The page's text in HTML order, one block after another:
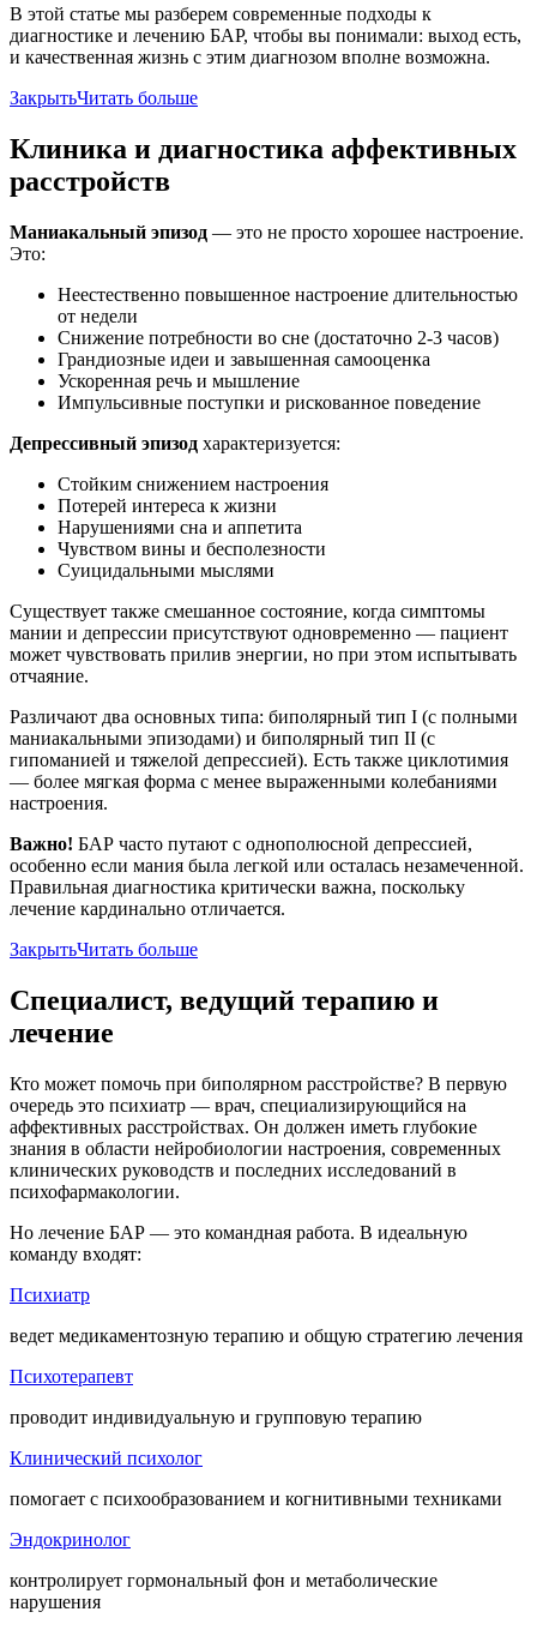
В этой статье мы разберем современные подходы к
диагностике и лечению БАР, чтобы вы понимали: выход есть,
и качественная жизнь с этим диагнозом вполне возможна.
ЗакрытьЧитать больше
Клиника и диагностика аффективных
расстройств
Маниакальный эпизод — это не просто хорошее настроение.
Это:
Неестественно повышенное настроение длительностью
от недели
Снижение потребности во сне (достаточно 2-3 часов)
Грандиозные идеи и завышенная самооценка
Ускоренная речь и мышление
Импульсивные поступки и рискованное поведение
Депрессивный эпизод характеризуется:
Стойким снижением настроения
Потерей интереса к жизни
Нарушениями сна и аппетита
Чувством вины и бесполезности
Суицидальными мыслями
Существует также смешанное состояние, когда симптомы
мании и депрессии присутствуют одновременно — пациент
может чувствовать прилив энергии, но при этом испытывать
отчаяние.
Различают два основных типа: биполярный тип I (с полными
маниакальными эпизодами) и биполярный тип II (с
гипоманией и тяжелой депрессией). Есть также циклотимия
— более мягкая форма с менее выраженными колебаниями
настроения.
Важно! БАР часто путают с однополюсной депрессией,
особенно если мания была легкой или осталась незамеченной.
Правильная диагностика критически важна, поскольку
лечение кардинально отличается.
ЗакрытьЧитать больше
Специалист, ведущий терапию и
лечение
Кто может помочь при биполярном расстройстве? В первую
очередь это психиатр — врач, специализирующийся на
аффективных расстройствах. Он должен иметь глубокие
знания в области нейробиологии настроения, современных
клинических руководств и последних исследований в
психофармакологии.
Но лечение БАР — это командная работа. В идеальную
команду входят:
Психиатр
ведет медикаментозную терапию и общую стратегию лечения
Психотерапевт
проводит индивидуальную и групповую терапию
Клинический психолог
помогает с психообразованием и когнитивными техниками
Эндокринолог
контролирует гормональный фон и метаболические
нарушения